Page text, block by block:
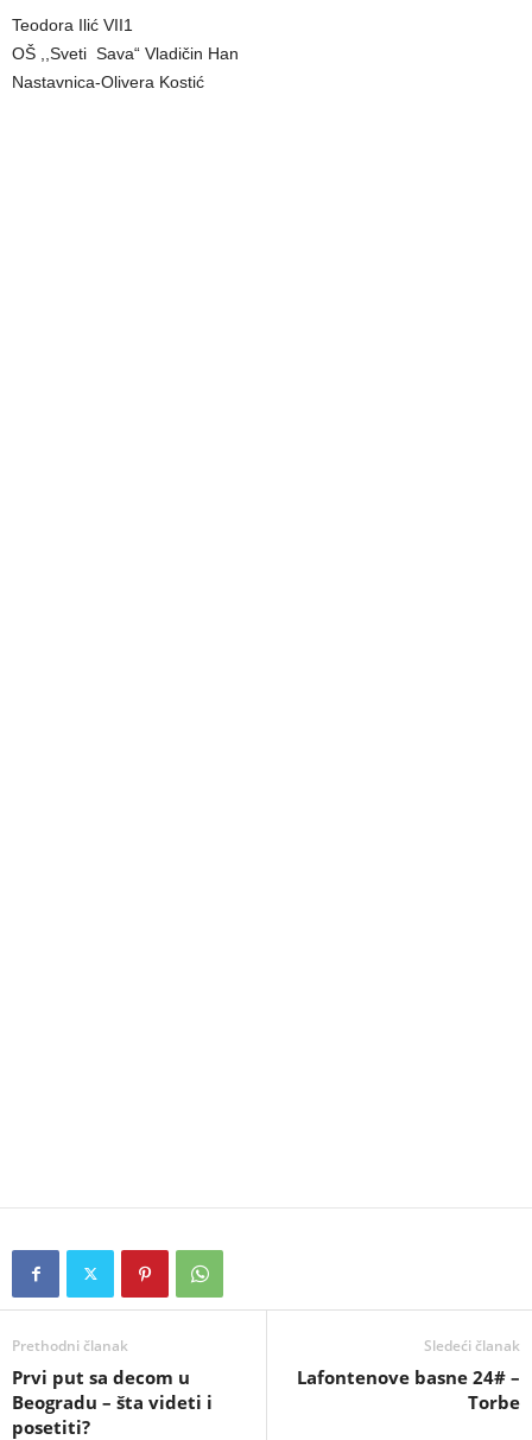
Teodora Ilić VII1
OŠ ,,Sveti Sava“ Vladičin Han
Nastavnica-Olivera Kostić
Prethodni članak
Prvi put sa decom u
Beogradu – šta videti i
posetiti?
Sledeći članak
Lafontenove basne 24# –
Torbe